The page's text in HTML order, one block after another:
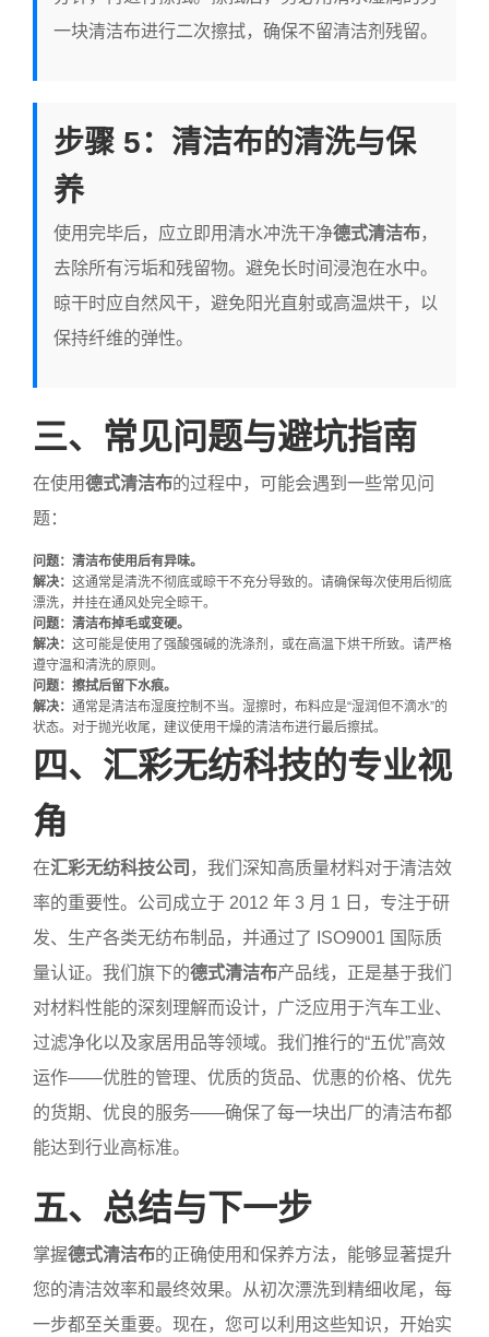
一块清洁布进行二次擦拭，确保不留清洁剂残留。
步骤 5：清洁布的清洗与保
养
使用完毕后，应立即用清水冲洗干净德式清洁布，
去除所有污垢和残留物。避免长时间浸泡在水中。
晾干时应自然风干，避免阳光直射或高温烘干，以
保持纤维的弹性。
三、常见问题与避坑指南
在使用德式清洁布的过程中，可能会遇到一些常见问
题：
问题：清洁布使用后有异味。
解决：这通常是清洗不彻底或晾干不充分导致的。请确保每次使用后彻底
漂洗，并挂在通风处完全晾干。
问题：清洁布掉毛或变硬。
解决：这可能是使用了强酸强碱的洗涤剂，或在高温下烘干所致。请严格
遵守温和清洗的原则。
问题：擦拭后留下水痕。
解决：通常是清洁布湿度控制不当。湿擦时，布料应是“湿润但不滴水”的
状态。对于抛光收尾，建议使用干燥的清洁布进行最后擦拭。
四、汇彩无纺科技的专业视
角
在汇彩无纺科技公司 ，我们深知高质量材料对于清洁效
率的重要性。公司成立于 2012 年 3 月 1 日，专注于研
发、生产各类无纺布制品，并通过了 ISO9001 国际质
量认证。我们旗下的德式清洁布产品线，正是基于我们
对材料性能的深刻理解而设计，广泛应用于汽车工业、
过滤净化以及家居用品等领域。我们推行的“五优”高效
运作——优胜的管理、优质的货品、优惠的价格、优先
的货期、优良的服务——确保了每一块出厂的清洁布都
能达到行业高标准。
五、总结与下一步
掌握德式清洁布的正确使用和保养方法，能够显著提升
您的清洁效率和最终效果。从初次漂洗到精细收尾，每
一步都至关重要。现在，您可以利用这些知识，开始实